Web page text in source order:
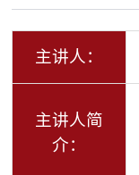
主讲人：
主讲人简
介：